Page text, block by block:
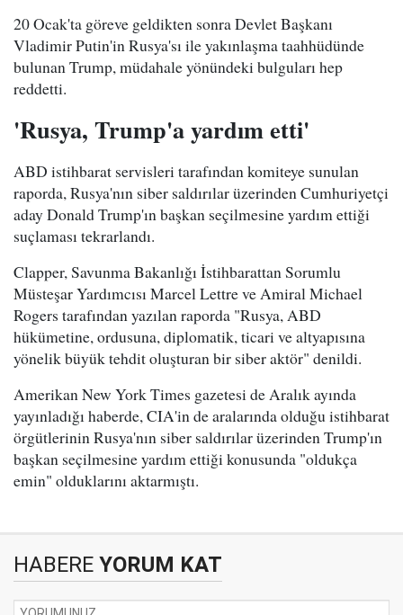
20 Ocak'ta göreve geldikten sonra Devlet Başkanı
Vladimir Putin'in Rusya'sı ile yakınlaşma taahhüdünde
bulunan Trump, müdahale yönündeki bulguları hep
reddetti.
'Rusya, Trump'a yardım etti'
ABD istihbarat servisleri tarafından komiteye sunulan
raporda, Rusya'nın siber saldırılar üzerinden Cumhuriyetçi
aday Donald Trump'ın başkan seçilmesine yardım ettiği
suçlaması tekrarlandı.
Clapper, Savunma Bakanlığı İstihbarattan Sorumlu
Müsteşar Yardımcısı Marcel Lettre ve Amiral Michael
Rogers tarafından yazılan raporda "Rusya, ABD
hükümetine, ordusuna, diplomatik, ticari ve altyapısına
yönelik büyük tehdit oluşturan bir siber aktör" denildi.
Amerikan New York Times gazetesi de Aralık ayında
yayınladığı haberde, CIA'in de aralarında olduğu istihbarat
örgütlerinin Rusya'nın siber saldırılar üzerinden Trump'ın
başkan seçilmesine yardım ettiği konusunda "oldukça
emin" olduklarını aktarmıştı.
HABERE YORUM KAT